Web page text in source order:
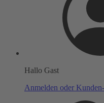
Hallo Gast
Anmelden oder